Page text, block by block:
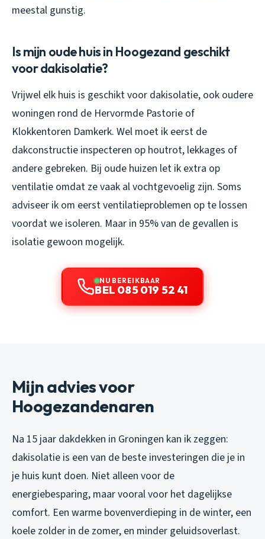
meestal gunstig.
Is mijn oude huis in Hoogezand geschikt
voor dakisolatie?
Vrijwel elk huis is geschikt voor dakisolatie, ook oudere
woningen rond de Hervormde Pastorie of
Klokkentoren Damkerk. Wel moet ik eerst de
dakconstructie inspecteren op houtrot, lekkages of
andere gebreken. Bij oude huizen let ik extra op
ventilatie omdat ze vaak al vochtgevoelig zijn. Soms
adviseer ik om eerst ventilatieproblemen op te lossen
voordat we isoleren. Maar in 95% van de gevallen is
isolatie gewoon mogelijk.
NU BEREIKBAAR
BEL 085 019 52 41
Mijn advies voor
Hoogezandenaren
Na 15 jaar dakdekken in Groningen kan ik zeggen:
dakisolatie is een van de beste investeringen die je in
je huis kunt doen. Niet alleen voor de
energiebesparing, maar vooral voor het dagelijkse
comfort. Een warme bovenverdieping in de winter, een
koele zolder in de zomer, en minder geluidsoverlast.